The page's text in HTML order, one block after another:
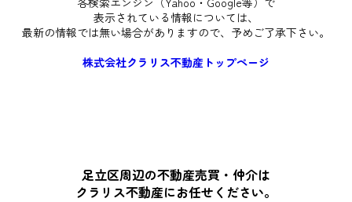
表示されている情報については、
最新の情報では無い場合がありますので、 予めご了承下さい。
株式会社クラリス不動産トップページ
足立区周辺の不動産売買・仲介は
クラリス不動産にお任せください。